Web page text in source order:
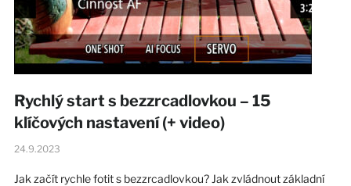
Rychlý start s bezzrcadlovkou – 15
klíčových nastavení (+ video)
24.9.2023
Jak začít rychle fotit s bezzrcadlovkou? Jak zvládnout základní